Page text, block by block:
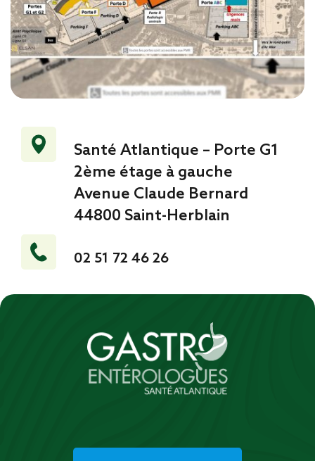
Santé Atlantique – Porte G1
2ème étage à gauche
Avenue Claude Bernard
44800 Saint-Herblain
02 51 72 46 26